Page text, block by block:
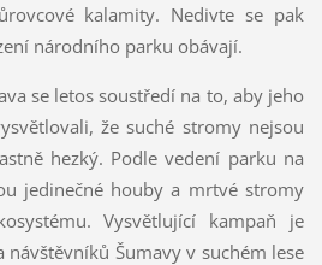
kalamity. Nedivte se pak
národního parku obávají.
se letos soustředí na to, aby jeho
že suché stromy nejsou
hezký. Podle vedení parku na
jedinečné houby a mrtvé stromy
Vysvětlující kampaň je
Šumavy v suchém lese